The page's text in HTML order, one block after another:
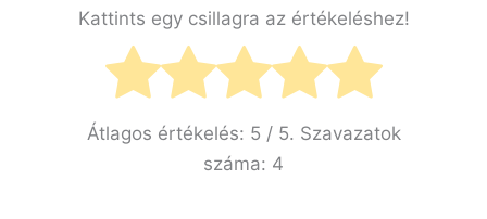
Kattints egy csillagra az értékeléshez!
Átlagos értékelés: 5 / 5. Szavazatok
száma: 4